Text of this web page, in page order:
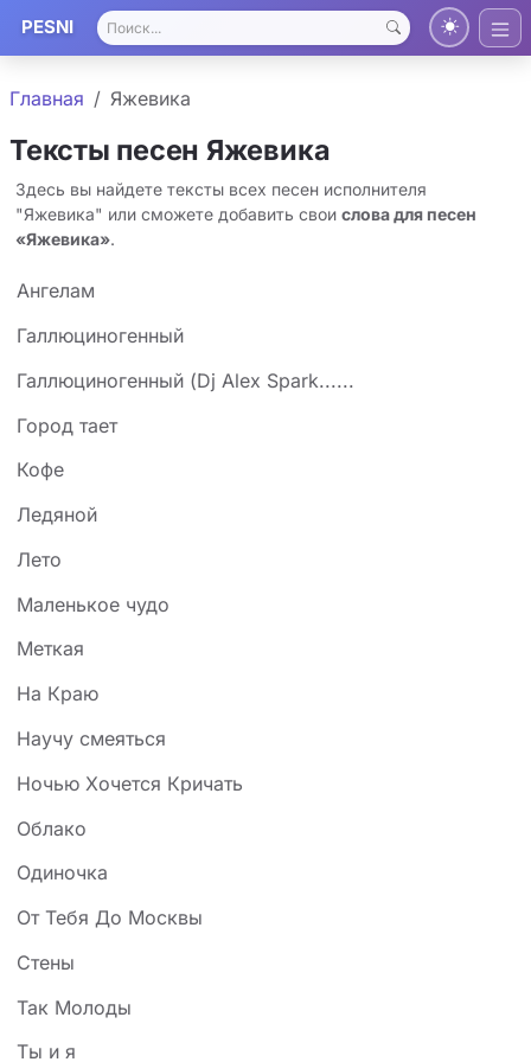
PESNI
Главная Яжевика
Тексты песен Яжевика
Здесь вы найдете тексты всех песен исполнителя
"Яжевика" или сможете добавить свои слова для песен
«Яжевика».
Ангелам
Галлюциногенный
Галлюциногенный (Dj Alex Spark......
Город тает
Кофе
Ледяной
Лето
Маленькое чудо
Меткая
На Краю
Научу смеяться
Ночью Хочется Кричать
Облако
Одиночка
От Тебя До Москвы
Стены
Так Молоды
Ты и я